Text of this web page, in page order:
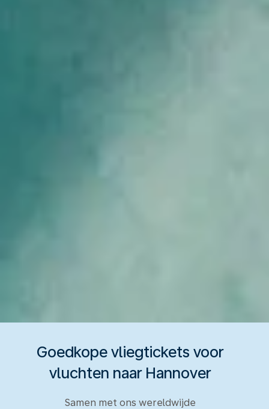
Goedkope vliegtickets voor
vluchten naar Hannover
Samen met ons wereldwijde